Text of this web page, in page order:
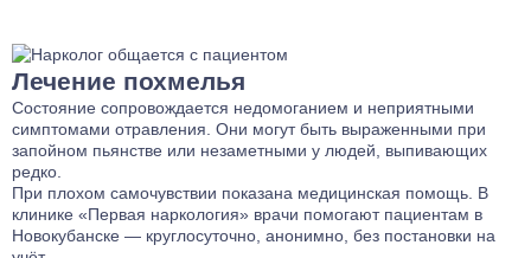
Лечение алекситимии
Лечение астении
Лечение истерических расстройств
Лечение ПРЛ
Лечение фантомных болей
Лечение аффективного расстройства
Лечение похмелья
Состояние сопровождается недомоганием и неприятными
симптомами отравления. Они могут быть выраженными при
запойном пьянстве или незаметными у людей, выпивающих
редко.
При плохом самочувствии показана медицинская помощь. В
клинике «Первая наркология» врачи помогают пациентам в
Новокубанске — круглосуточно, анонимно, без постановки на